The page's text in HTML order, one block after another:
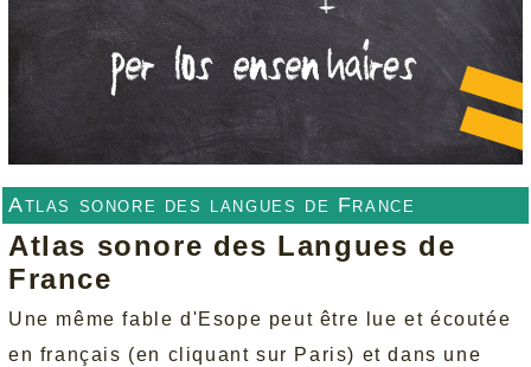
Atlas sonore des langues de France
Atlas sonore des Langues de
France
Une même fable d'Esope peut être lue et écoutée
en français (en cliquant sur Paris) et dans une